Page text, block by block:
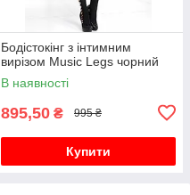
Бодістокінг з інтимним
вирізом Music Legs чорний
В наявності
895,50 ₴ 995 ₴
Купити